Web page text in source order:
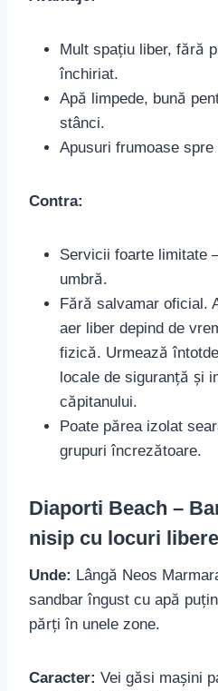
Mult spațiu liber, fără
închiriat.
Apă limpede, bună
stânci.
Apusuri frumoase spre
Contra:
Servicii foarte limitate
umbră.
Fără salvamar oficial.
aer liber depind de
fizică. Urmează
locale de siguranță și
căpitanului.
Poate părea izolat
grupuri încrezătoare.
Diaporti Beach –
nisip cu locuri libere
Unde: Lângă Neos
sandbar îngust cu apă
părți în unele zone.
Caracter: Vei găsi mașini